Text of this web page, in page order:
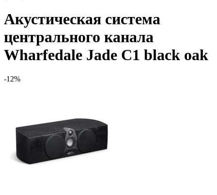
Акустическая система
центрального канала
Wharfedale Jade C1 black oak
-12%